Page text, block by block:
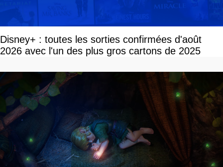
Disney+ : toutes les sorties confirmées d'août
2026 avec l'un des plus gros cartons de 2025